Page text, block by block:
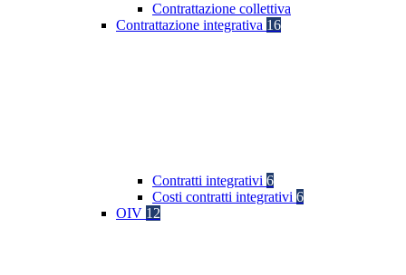
Contrattazione collettiva
Contrattazione integrativa 16
Contratti integrativi 6
Costi contratti integrativi 6
OIV 12